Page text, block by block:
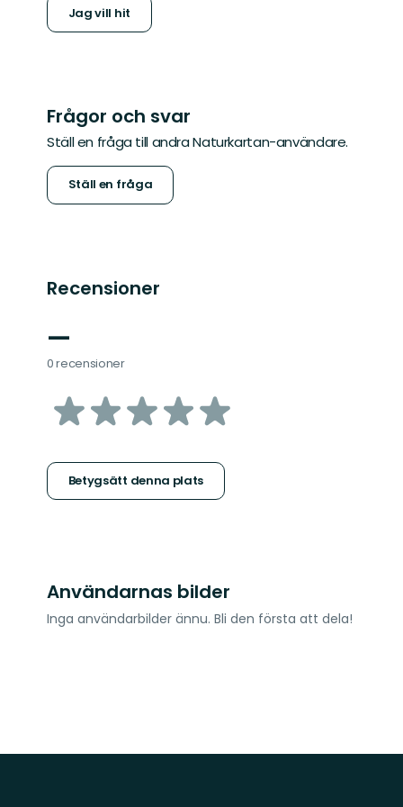
Jag vill hit
Frågor och svar
Ställ en fråga till andra Naturkartan-användare.
Ställ en fråga
Recensioner
—
0 recensioner
av
stjärnor
Betygsätt denna plats
Användarnas bilder
Inga användarbilder ännu. Bli den första att dela!